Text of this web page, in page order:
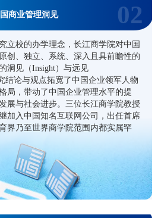
商业管理洞见 02
立校的办学理念，长江商学院对中国
创、独立、系统、深入且具前瞻性的
洞见（Insight）与远见
结论与观点拓宽了中国企业领军人物
局，带动了中国企业管理水平的提
展与社会进步。三位长江商学院教授
加入中国知名互联网公司，出任首席
界乃至世界商学院范围内都实属罕